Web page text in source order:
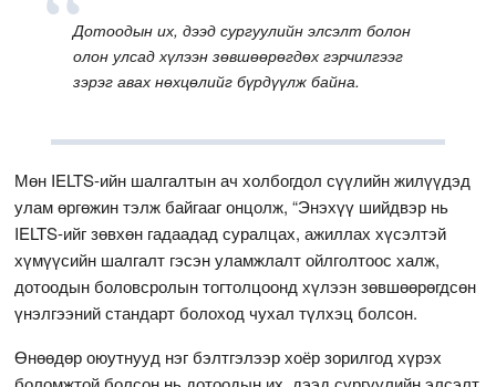
Дотоодын их, дээд сургуулийн элсэлт болон
олон улсад хүлээн зөвшөөрөгдөх гэрчилгээг
зэрэг авах нөхцөлийг бүрдүүлж байна.
Мөн IELTS-ийн шалгалтын ач холбогдол сүүлийн жилүүдэд
улам өргөжин тэлж байгааг онцолж, “Энэхүү шийдвэр нь
IELTS-ийг зөвхөн гадаадад суралцах, ажиллах хүсэлтэй
хүмүүсийн шалгалт гэсэн уламжлалт ойлголтоос халж,
дотоодын боловсролын тогтолцоонд хүлээн зөвшөөрөгдсөн
үнэлгээний стандарт болоход чухал түлхэц болсон.
Өнөөдөр оюутнууд нэг бэлтгэлээр хоёр зорилгод хүрэх